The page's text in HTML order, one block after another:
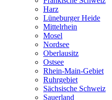
Harz
Lüneburger Heide
Mittelrhein
Mosel
Nordsee
Oberlausitz
Ostsee
Rhein-Main-Gebiet
Ruhrgebiet
Sächsische Schweiz
Sauerland